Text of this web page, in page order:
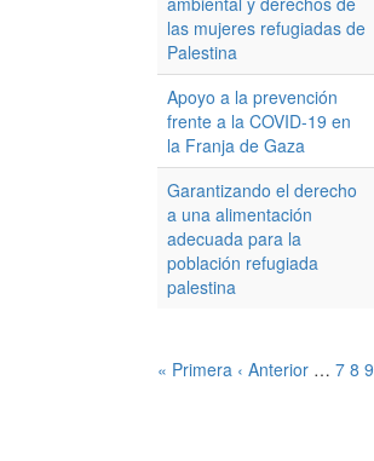
las mujeres refugiadas de
Palestina
Apoyo a la prevención
frente a la COVID-19 en
la Franja de Gaza
Garantizando el derecho
a una alimentación
adecuada para la
población refugiada
palestina
« Primera ‹ Anterior … 7 8 9